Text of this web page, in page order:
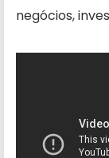
negócios,